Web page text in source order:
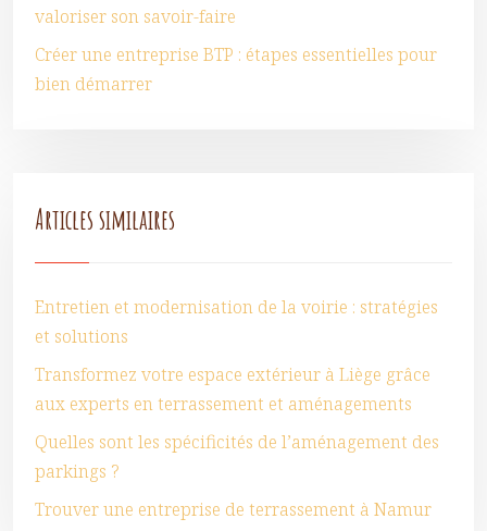
valoriser son savoir-faire
Créer une entreprise BTP : étapes essentielles pour
bien démarrer
Articles similaires
Entretien et modernisation de la voirie : stratégies
et solutions
Transformez votre espace extérieur à Liège grâce
aux experts en terrassement et aménagements
Quelles sont les spécificités de l’aménagement des
parkings ?
Trouver une entreprise de terrassement à Namur